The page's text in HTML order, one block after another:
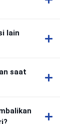
lain
saat